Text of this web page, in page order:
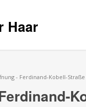
Haar
- Ferdinand-Kobell-Straße